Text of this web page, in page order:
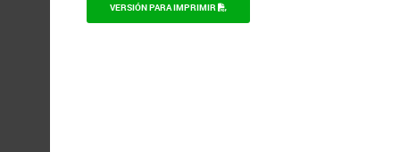
VERSIÓN PARA IMPRIMIR